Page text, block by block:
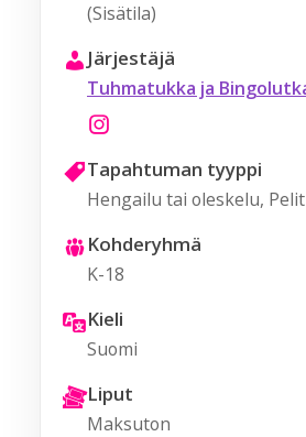
(Sisätila)
Järjestäjä
Tuhmatukka ja
Tapahtuman tyyppi
Hengailu tai oleskelu,
Kohderyhmä
K-18
Kieli
Suomi
Liput
Maksuton